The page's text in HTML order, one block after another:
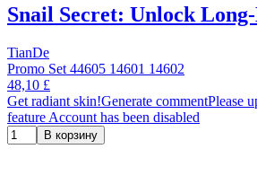
Snail Secret: Unlock
TianDe
Promo Set 44605 14601 14602
48,10 £
Get radiant skin!Generate commentPlease
feature Account has been disabled
В корзину